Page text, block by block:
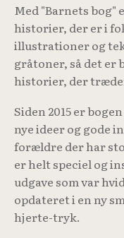
Med "Barnets bog"
historier, der er i
illustrationer og
gråtoner, så det er
historier, der
Siden 2015 er
nye ideer og gode
forældre der har
er helt speciel og
udgave som var
opdateret i en ny
hjerte-tryk.